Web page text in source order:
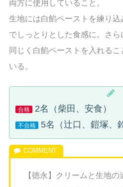
両方に使用していること。
生地には白餡ペーストを練り込
でしっとりとした食感に。さら
同じく白餡ペーストを入れる
いる。
合格 2名（柴田、安食）
不合格 5名（辻口、鎧塚、
【徳永】クリームと生地の